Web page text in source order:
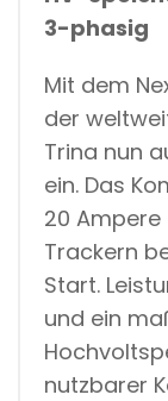
3-phasig
Mit dem
der
Trina nun
ein. Das
20 Ampere
Trackern
Start.
und ein
nutzbarer